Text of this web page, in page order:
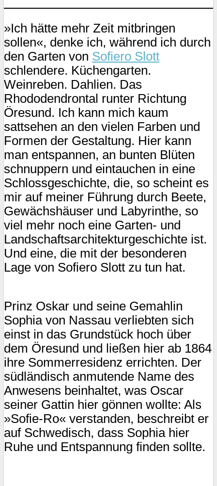
»Ich hätte mehr Zeit mitbringen
sollen«, denke ich, während ich durch
den Garten von Sofiero Slott
schlendere. Küchengarten.
Weinreben. Dahlien. Das
Rhododendrontal runter Richtung
Öresund. Ich kann mich kaum
sattsehen an den vielen Farben und
Formen der Gestaltung. Hier kann
man entspannen, an bunten Blüten
schnuppern und eintauchen in eine
Schlossgeschichte, die, so scheint es
mir auf meiner Führung durch Beete,
Gewächshäuser und Labyrinthe, so
viel mehr noch eine Garten- und
Landschaftsarchitekturgeschichte ist.
Und eine, die mit der besonderen
Lage von Sofiero Slott zu tun hat.
Prinz Oskar und seine Gemahlin
Sophia von Nassau verliebten sich
einst in das Grundstück hoch über
dem Öresund und ließen hier ab 1864
ihre Sommerresidenz errichten. Der
südländisch anmutende Name des
Anwesens beinhaltet, was Oscar
seiner Gattin hier gönnen wollte: Als
»Sofie-Ro« verstanden, beschreibt er
auf Schwedisch, dass Sophia hier
Ruhe und Entspannung finden sollte.